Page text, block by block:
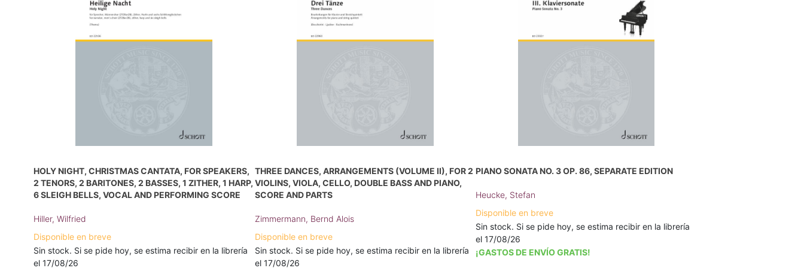
HOLY NIGHT, CHRISTMAS CANTATA, FOR SPEAKERS,
2 TENORS, 2 BARITONES, 2 BASSES, 1 ZITHER, 1 HARP,
6 SLEIGH BELLS, VOCAL AND PERFORMING SCORE
Hiller, Wilfried
Disponible en breve
Sin stock. Si se pide hoy, se estima recibir en la librería
el 17/08/26
THREE DANCES, ARRANGEMENTS (VOLUME II), FOR 2
VIOLINS, VIOLA, CELLO, DOUBLE BASS AND PIANO,
SCORE AND PARTS
Zimmermann, Bernd Alois
Disponible en breve
Sin stock. Si se pide hoy, se estima recibir en la librería
el 17/08/26
PIANO SONATA NO. 3 OP. 86, SEPARATE EDITION
Heucke, Stefan
Disponible en breve
Sin stock. Si se pide hoy, se estima recibir en la librería
el 17/08/26
¡GASTOS DE ENVÍO GRATIS!